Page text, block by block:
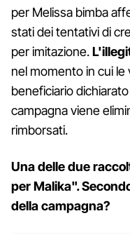
per Melissa bimba
stati dei tentativi di
per imitazione.
nel momento in cui
beneficiario
campagna viene
rimborsati.
Una delle due
per Malika".
della campagna?